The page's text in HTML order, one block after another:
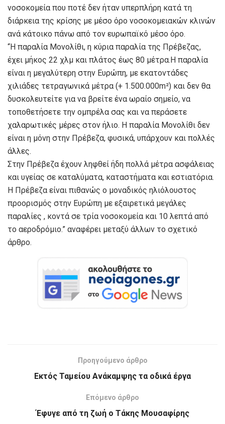
νοσοκομεία που ποτέ δεν ήταν υπερπλήρη κατά τη
διάρκεια της κρίσης με μέσο όρο νοσοκομειακών κλινών
ανά κάτοικο πάνω από τον ευρωπαϊκό μέσο όρο.
“Η παραλία Μονολίθι, η κύρια παραλία της Πρέβεζας,
έχει μήκος 22 χλμ και πλάτος έως 80 μέτρα.Η παραλία
είναι η μεγαλύτερη στην Ευρώπη, με εκατοντάδες
χιλιάδες τετραγωνικά μέτρα (+ 1.500.000m²) και δεν θα
δυσκολευτείτε για να βρείτε ένα ωραίο σημείο, να
τοποθετήσετε την ομπρέλα σας και να περάσετε
χαλαρωτικές μέρες στον ήλιο. Η παραλία Μονολίθι δεν
είναι η μόνη στην Πρέβεζα, φυσικά, υπάρχουν και πολλές
άλλες.
Στην Πρέβεζα έχουν ληφθεί ήδη πολλά μέτρα ασφάλειας
και υγείας σε καταλύματα, καταστήματα και εστιατόρια.
Η Πρέβεζα είναι πιθανώς ο μοναδικός ηλιόλουστος
προορισμός στην Ευρώπη με εξαιρετικά μεγάλες
παραλίες , κοντά σε τρία νοσοκομεία και 10 λεπτά από
το αεροδρόμιο.” αναφέρει μεταξύ άλλων το σχετικό
άρθρο.
Προηγούμενο άρθρο
Εκτός Ταμείου Ανάκαμψης τα οδικά έργα
Επόμενο άρθρο
Έφυγε από τη ζωή ο Τάκης Μουσαφίρης